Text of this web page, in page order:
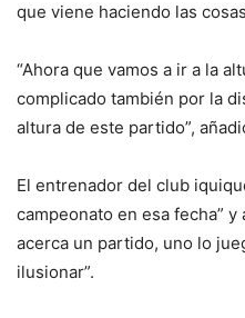
que viene haciendo las
“Ahora que vamos a ir a la
complicado también por la
altura de este partido”,
El entrenador del club
campeonato en esa fecha”
acerca un partido, uno lo
ilusionar”.